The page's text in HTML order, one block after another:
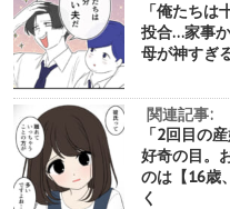
「俺たち
投合…家事
母が神すぎ
関連記事:
「2回目の
好奇の目。
のは【16歳
く